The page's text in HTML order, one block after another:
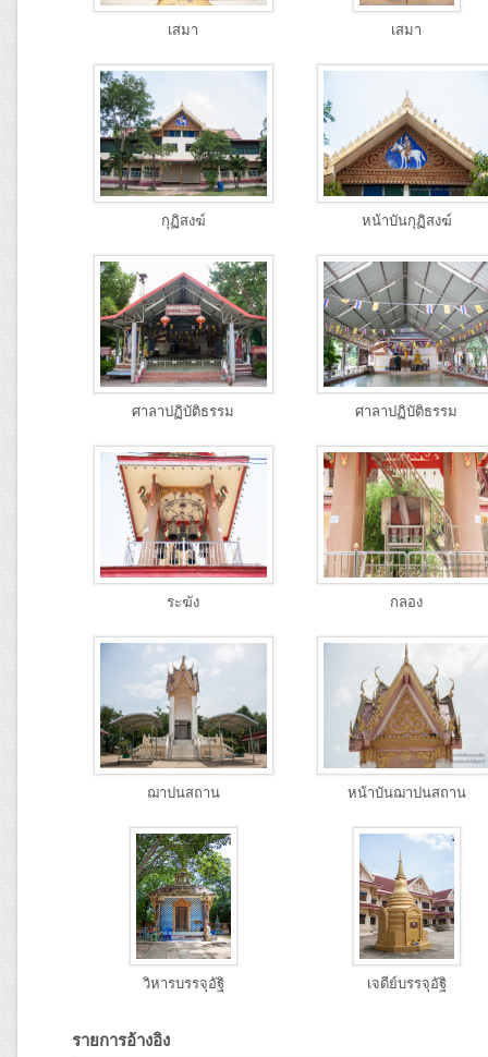
เสมา เสมา
กุฏิสงฆ์ หน้าบันกุฏิสงฆ์
ศาลาปฏิบัติธรรม ศาลาปฏิบัติธรรม
ระฆัง กลอง
ฌาปนสถาน หน้าบันฌาปนสถาน
วิหารบรรจุอัฐิ เจดีย์บรรจุอัฐิ
รายการอ้างอิง